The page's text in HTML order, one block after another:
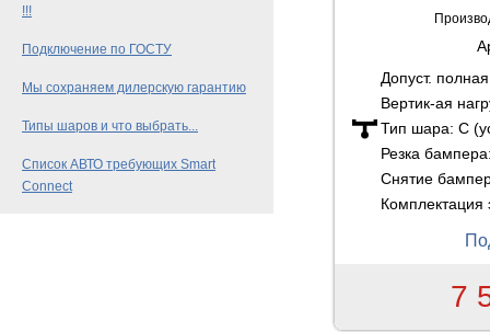
!!!
Подключение по ГОСТУ
Мы сохраняем дилерскую гарантию
Типы шаров и что выбрать...
Список АВТО требующих Smart
Connect
Допуст.
Вертик-ая
Тип шара: C
Резка
Снятие
Комплектация
7